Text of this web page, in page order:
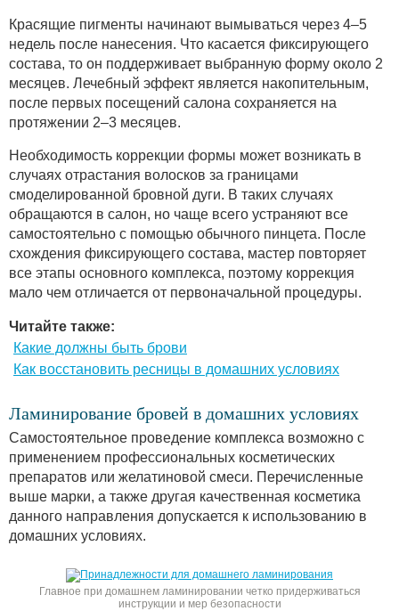
Красящие пигменты начинают вымываться через 4–5
недель после нанесения. Что касается фиксирующего
состава, то он поддерживает выбранную форму около 2
месяцев. Лечебный эффект является накопительным,
после первых посещений салона сохраняется на
протяжении 2–3 месяцев.
Необходимость коррекции формы может возникать в
случаях отрастания волосков за границами
смоделированной бровной дуги. В таких случаях
обращаются в салон, но чаще всего устраняют все
самостоятельно с помощью обычного пинцета. После
схождения фиксирующего состава, мастер повторяет
все этапы основного комплекса, поэтому коррекция
мало чем отличается от первоначальной процедуры.
Читайте также:
Какие должны быть брови
Как восстановить ресницы в домашних условиях
Ламинирование бровей в домашних условиях
Самостоятельное проведение комплекса возможно с
применением профессиональных косметических
препаратов или желатиновой смеси. Перечисленные
выше марки, а также другая качественная косметика
данного направления допускается к использованию в
домашних условиях.
Главное при домашнем ламинировании четко придерживаться
инструкции и мер безопасности